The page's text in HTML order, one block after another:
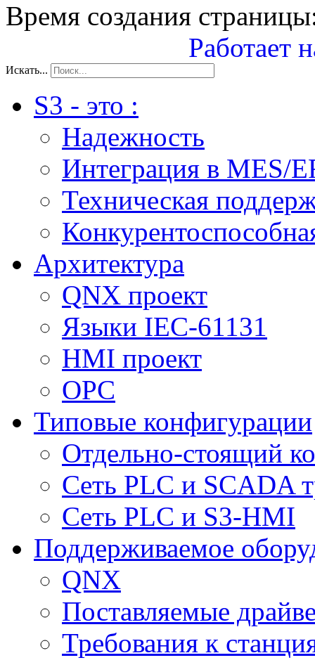
Время создания
Работает
Искать...
S3 - это :
Надежность
Интеграция в MES/
Техническая
Архитектура
QNX проект
Языки IEC-61131
HMI проект
ОPC
Типовые конфигурации
Отдельно-стоящий
Сеть PLC и SCADA
Сеть PLC и S3-HMI
Поддерживаемое
QNX
Поставляемые
Требования к